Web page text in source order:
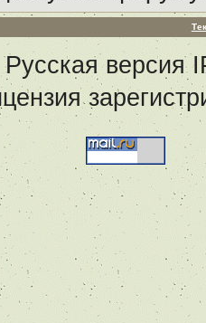
Русская версия